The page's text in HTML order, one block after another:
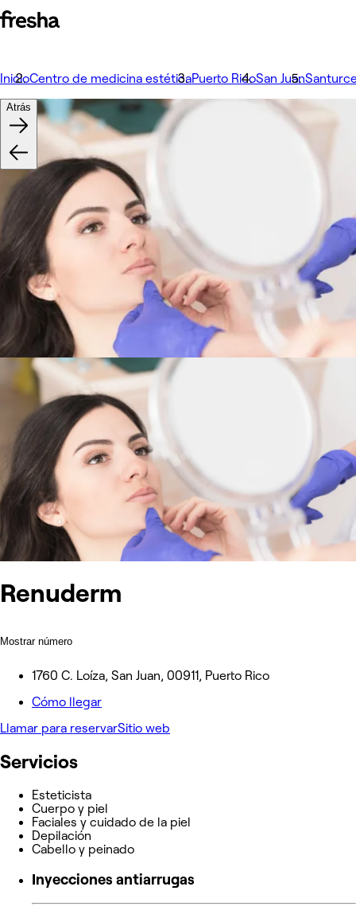
InicioCentro de medicina estéticaPuerto RicoSan Juan
Renuderm
Mostrar número
1760 C. Loíza, San Juan, 00911, Puerto Rico
Cómo llegar
Llamar para reservarSitio web
Atrás
Servicios
Esteticista
Cuerpo y piel
Faciales y cuidado de la piel
Depilación
Cabello y peinado
Inyecciones antiarrugas